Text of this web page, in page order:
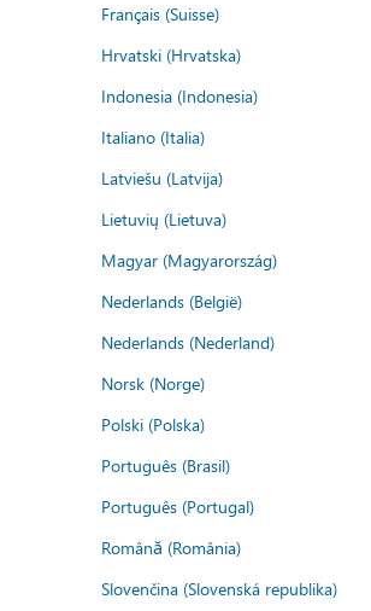
Français (Suisse)
Hrvatski (Hrvatska)
Indonesia (Indonesia)
Italiano (Italia)
Latviešu (Latvija)
Lietuvių (Lietuva)
Magyar (Magyarország)
Nederlands (België)
Nederlands (Nederland)
Norsk (Norge)
Polski (Polska)
Português (Brasil)
Português (Portugal)
Română (România)
Slovenčina (Slovenská republika)